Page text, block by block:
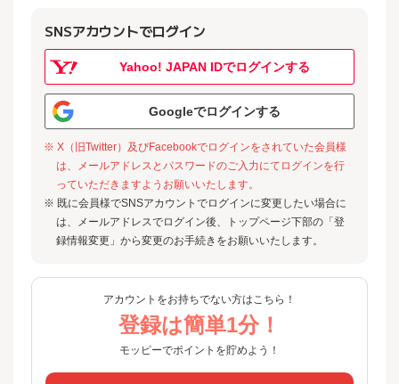
SNSアカウントでログイン
Yahoo! JAPAN IDでログインする
Googleでログインする
※ X（旧Twitter）及びFacebookでログインをされていた会員様
は、メールアドレスとパスワードのご入力にてログインを行
っていただきますようお願いいたします。
※ 既に会員様でSNSアカウントでログインに変更したい場合に
は、メールアドレスでログイン後、トップページ下部の「登
録情報変更」から変更のお手続きをお願いいたします。
アカウントをお持ちでない方はこちら！
登録は簡単1分！
モッピーでポイントを貯めよう！